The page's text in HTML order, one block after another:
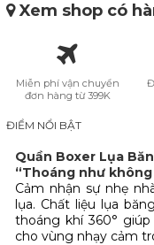
Xem shop có
Miễn phí vận chuyển
đơn hàng từ 399K
ĐIỂM NỔI BẬT
Quần Boxer Lụa
“Thoáng như
Cảm nhận sự nhẹ
lụa. Chất liệu lụa
thoáng khí 360°
cho vùng nhạy cảm